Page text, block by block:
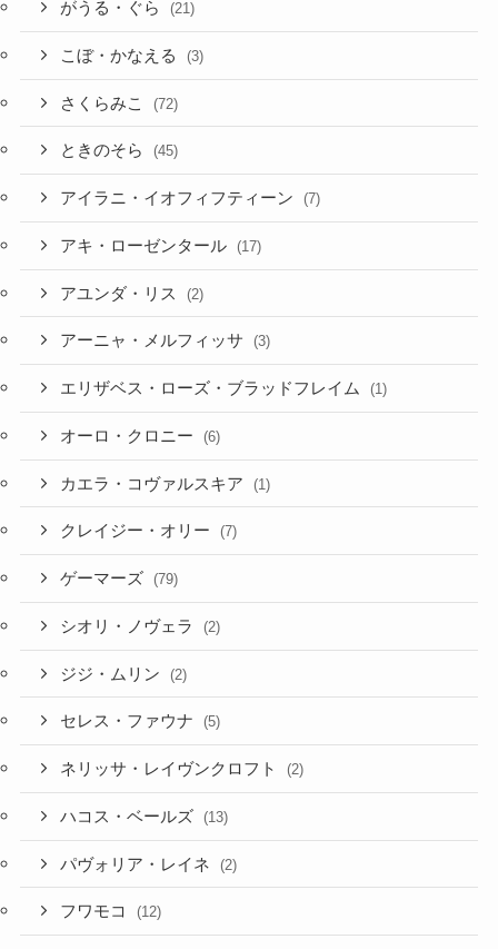
がうる・ぐら (21)
こぼ・かなえる (3)
さくらみこ (72)
ときのそら (45)
アイラニ・イオフィフティーン (7)
アキ・ローゼンタール (17)
アユンダ・リス (2)
アーニャ・メルフィッサ (3)
エリザベス・ローズ・ブラッドフレイム (1)
オーロ・クロニー (6)
カエラ・コヴァルスキア (1)
クレイジー・オリー (7)
ゲーマーズ (79)
シオリ・ノヴェラ (2)
ジジ・ムリン (2)
セレス・ファウナ (5)
ネリッサ・レイヴンクロフト (2)
ハコス・ベールズ (13)
パヴォリア・レイネ (2)
フワモコ (12)